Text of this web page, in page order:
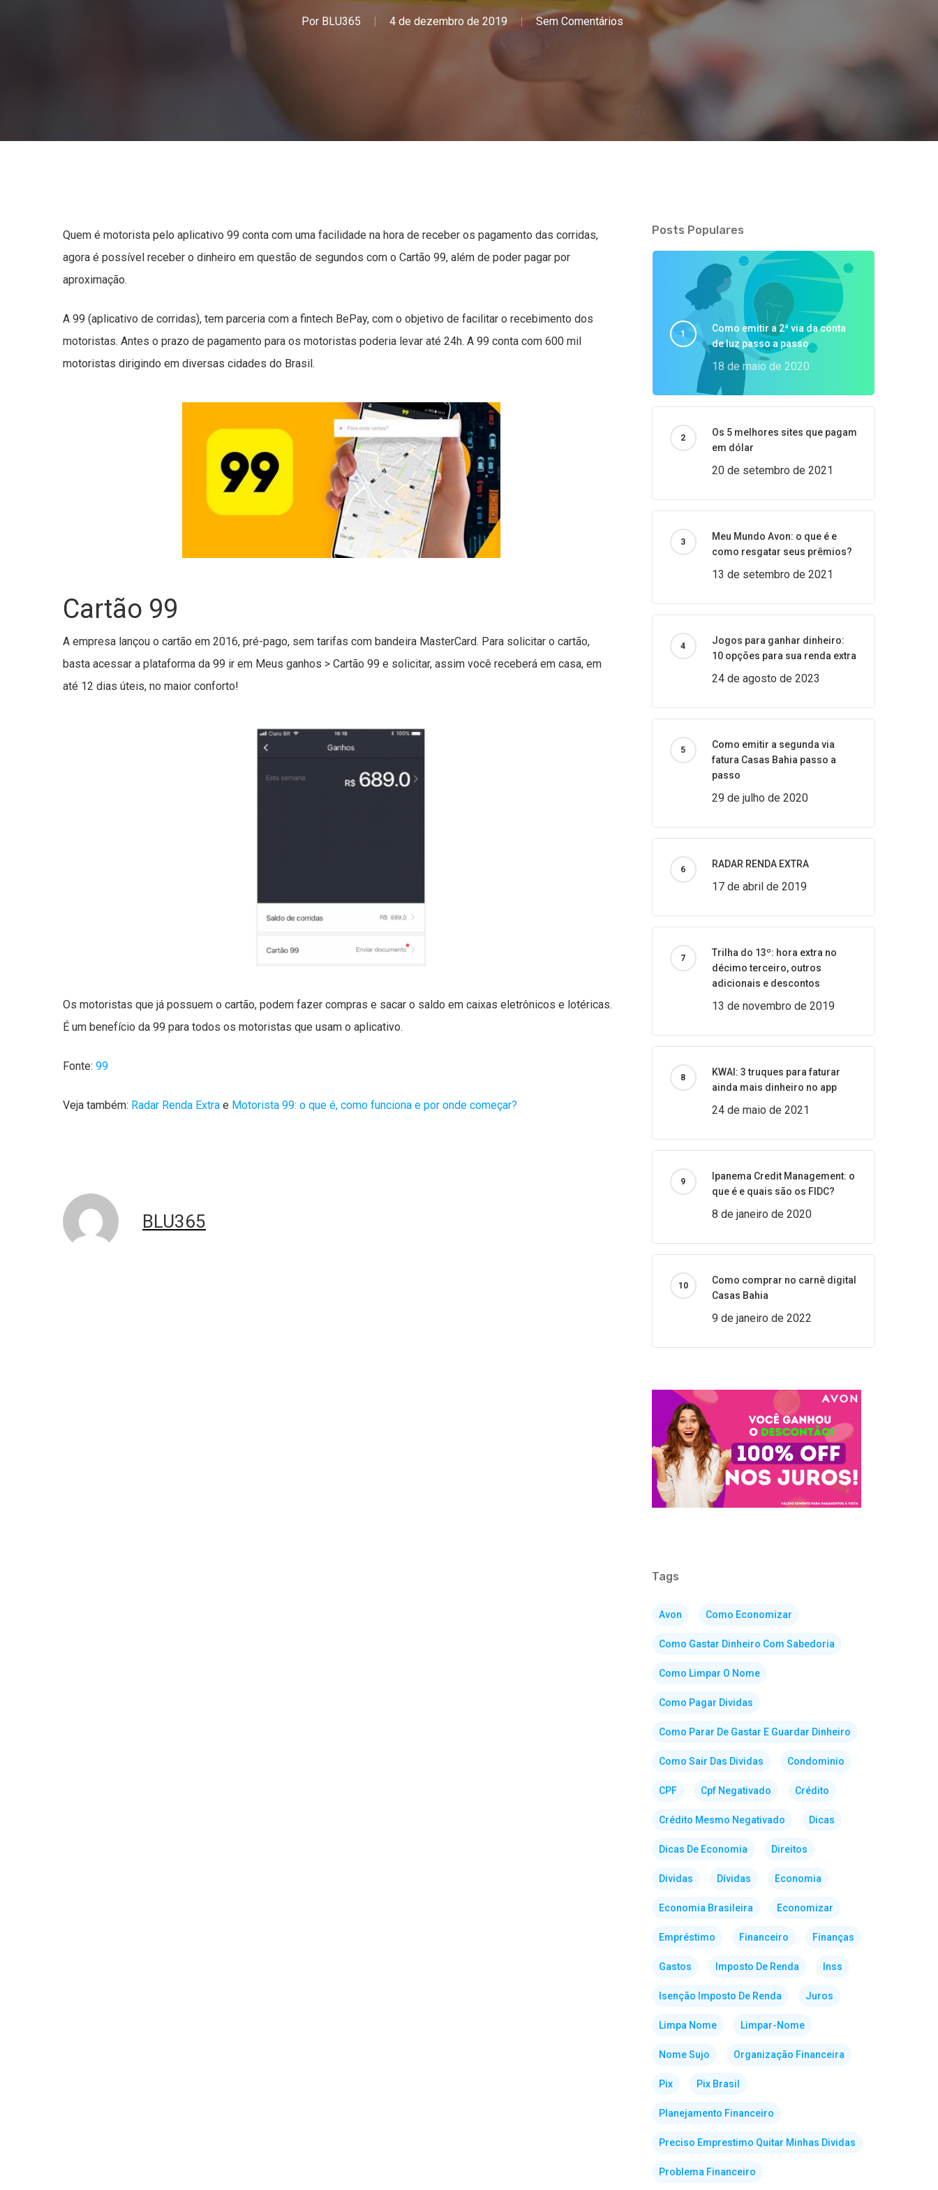
Por BLU365 4 de dezembro de 2019 Sem Comentários
Quem é motorista pelo aplicativo 99 conta com uma facilidade na hora de receber os pagamento das corridas,
agora é possível receber o dinheiro em questão de segundos com o Cartão 99, além de poder pagar por
aproximação.
A 99 (aplicativo de corridas), tem parceria com a fintech BePay, com o objetivo de facilitar o recebimento dos
motoristas. Antes o prazo de pagamento para os motoristas poderia levar até 24h. A 99 conta com 600 mil
motoristas dirigindo em diversas cidades do Brasil.
Cartão 99
A empresa lançou o cartão em 2016, pré-pago, sem tarifas com bandeira MasterCard. Para solicitar o cartão,
basta acessar a plataforma da 99 ir em Meus ganhos > Cartão 99 e solicitar, assim você receberá em casa, em
até 12 dias úteis, no maior conforto!
Os motoristas que já possuem o cartão, podem fazer compras e sacar o saldo em caixas eletrônicos e lotéricas.
É um benefício da 99 para todos os motoristas que usam o aplicativo.
Fonte: 99
Veja também: Radar Renda Extra e Motorista 99: o que é, como funciona e por onde começar?
BLU365
Posts Populares
Como emitir a 2ª via da conta
de luz passo a passo
18 de maio de 2020
Os 5 melhores sites que pagam
em dólar
20 de setembro de 2021
Meu Mundo Avon: o que é e
como resgatar seus prêmios?
13 de setembro de 2021
Jogos para ganhar dinheiro:
10 opções para sua renda extra
24 de agosto de 2023
Como emitir a segunda via
fatura Casas Bahia passo a
passo
29 de julho de 2020
RADAR RENDA EXTRA
17 de abril de 2019
Trilha do 13º: hora extra no
décimo terceiro, outros
adicionais e descontos
13 de novembro de 2019
KWAI: 3 truques para faturar
ainda mais dinheiro no app
24 de maio de 2021
Ipanema Credit Management: o
que é e quais são os FIDC?
8 de janeiro de 2020
Como comprar no carnê digital
Casas Bahia
9 de janeiro de 2022
Tags
Avon Como Economizar
Como Gastar Dinheiro Com Sabedoria
Como Limpar O Nome
Como Pagar Dividas
Como Parar De Gastar E Guardar Dinheiro
Como Sair Das Dividas Condominio
CPF Cpf Negativado Crédito
Crédito Mesmo Negativado Dicas
Dicas De Economia Direitos
Dividas Dívidas Economia
Economia Brasileira Economizar
Empréstimo Financeiro Finanças
Gastos Imposto De Renda Inss
Isenção Imposto De Renda Juros
Limpa Nome Limpar-Nome
Nome Sujo Organização Financeira
Pix Pix Brasil
Planejamento Financeiro
Preciso Emprestimo Quitar Minhas Dividas
Problema Financeiro